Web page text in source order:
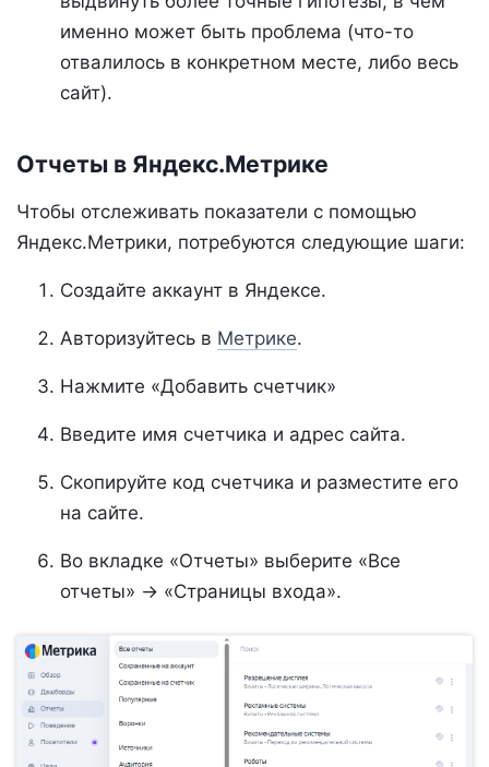
именно может быть проблема (что-то
отвалилось в конкретном месте, либо весь
сайт).
Отчеты в Яндекс.Метрике
Чтобы отслеживать показатели с помощью
Яндекс.Метрики, потребуются следующие шаги:
Создайте аккаунт в Яндексе.
Авторизуйтесь в Метрике.
Нажмите «Добавить счетчик»
Введите имя счетчика и адрес сайта.
Скопируйте код счетчика и разместите его
на сайте.
Во вкладке «Отчеты» выберите «Все
отчеты» → «Страницы входа».